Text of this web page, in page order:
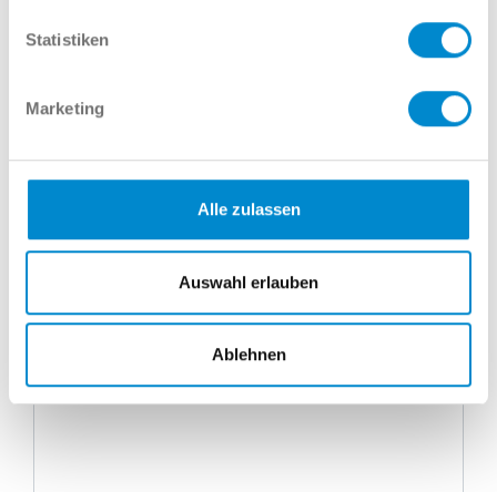
Statistiken
Marketing
Alle zulassen
Auswahl erlauben
Ablehnen
E-Mail
Nachricht